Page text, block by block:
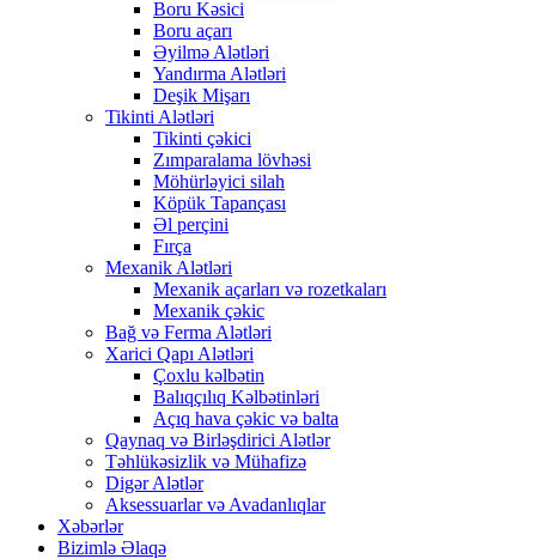
Boru Kəsici
Boru açarı
Əyilmə Alətləri
Yandırma Alətləri
Deşik Mişarı
Tikinti Alətləri
Tikinti çəkici
Zımparalama lövhəsi
Möhürləyici silah
Köpük Tapançası
Əl perçini
Fırça
Mexanik Alətləri
Mexanik açarları və rozetkaları
Mexanik çəkic
Bağ və Ferma Alətləri
Xarici Qapı Alətləri
Çoxlu kəlbətin
Balıqçılıq Kəlbətinləri
Açıq hava çəkic və balta
Qaynaq və Birləşdirici Alətlər
Təhlükəsizlik və Mühafizə
Digər Alətlər
Aksessuarlar və Avadanlıqlar
Xəbərlər
Bizimlə Əlaqə